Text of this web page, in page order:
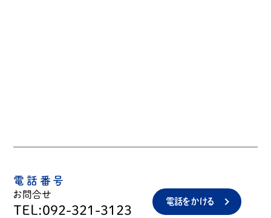
電話番号
お問合せ
TEL:092-321-3123
電話をかける